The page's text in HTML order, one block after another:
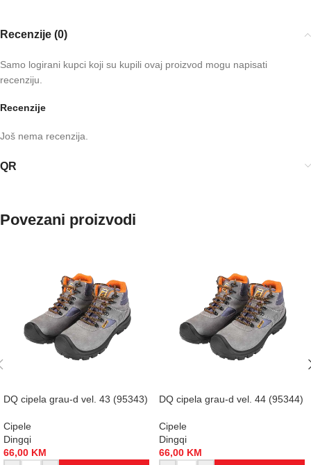
Recenzije (0)
Recenzije
Još nema recenzija.
Samo logirani kupci koji su kupili ovaj proizvod mogu napisati
recenziju.
QR
Povezani proizvodi
DQ cipela grau-d vel. 43 (95343)
Cipele
Dingqi
66,00 KM
DQ cipela grau-d vel. 44 (95344)
Cipele
Dingqi
66,00 KM